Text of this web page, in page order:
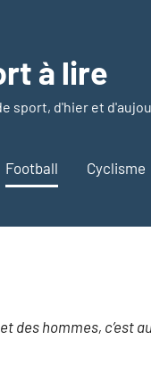
à lire
sport, d'hier et
Football Cyclisme
des hommes, c’est